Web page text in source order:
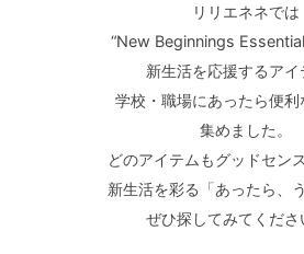
リリエネネでは
“New Beginnings
新生活を応援するアイ
学校・職場にあったら便利
集めました。
どのアイテムもグッドセン
新生活を彩る「あったら、
ぜひ探してみてくださ